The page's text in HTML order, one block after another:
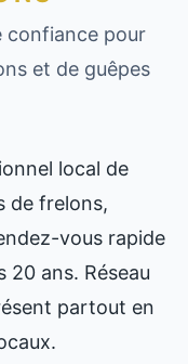
confiance pour
et de guêpes
local de
de frelons,
vous rapide
ans. Réseau
partout en